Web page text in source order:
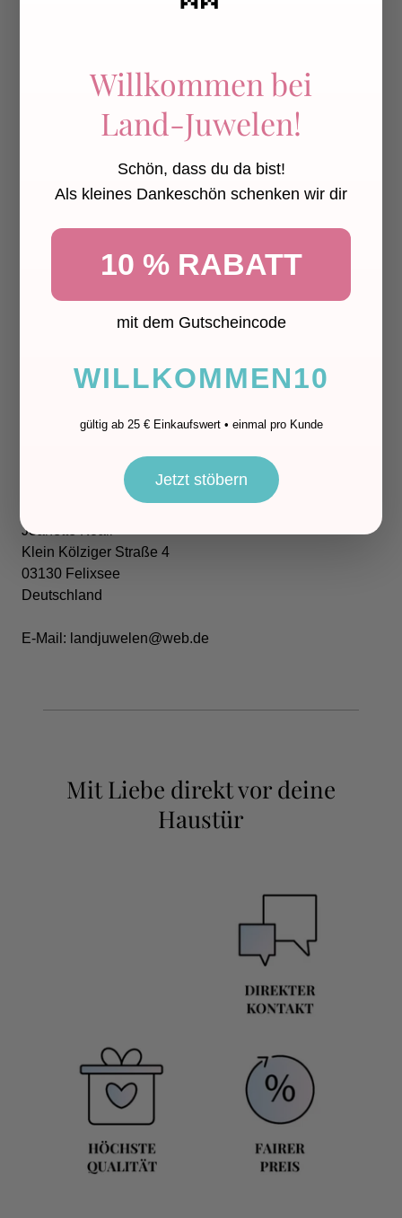
• 95 % Baumwolle
• 5 % Elasthan
• 95 % Baumwolle
• 5 % Elasthan
Kordel:
Details:
einfach deine Wunschgröße an:
Jeanette Koall
Klein Kölziger Straße 4
03130 Felixsee
Deutschland
E-Mail: landjuwelen@web.de
Mit Liebe direkt vor deine
Haustür
Willkommen bei
Land-Juwelen!
Schön, dass du da bist!
Als kleines Dankeschön schenken wir dir
10 % RABATT
mit dem Gutscheincode
WILLKOMMEN10
gültig ab 25 € Einkaufswert • einmal pro Kunde
Jetzt stöbern